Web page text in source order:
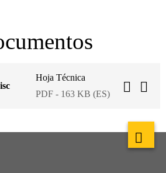
Hoja Técnica
PDF - 163 KB (ES)